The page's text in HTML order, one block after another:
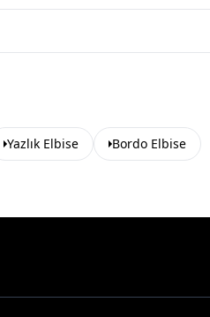
Yazlık Elbise Bordo Elbise